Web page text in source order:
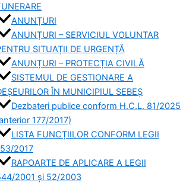
ANUNȚURI
ANUNȚURI – SERVICIUL VOLUNTAR
SITUAȚII DE URGENȚĂ
ANUNȚURI – PROTECȚIA CIVILĂ
SISTEMUL DE GESTIONARE A
ÎN MUNICIPIUL SEBEȘ
Dezbateri publice conform H.C.L. 81/2025
177/2017)
LISTA FUNCȚIILOR CONFORM LEGII
2017
RAPOARTE DE APLICARE A LEGII
2001 și 52/2003